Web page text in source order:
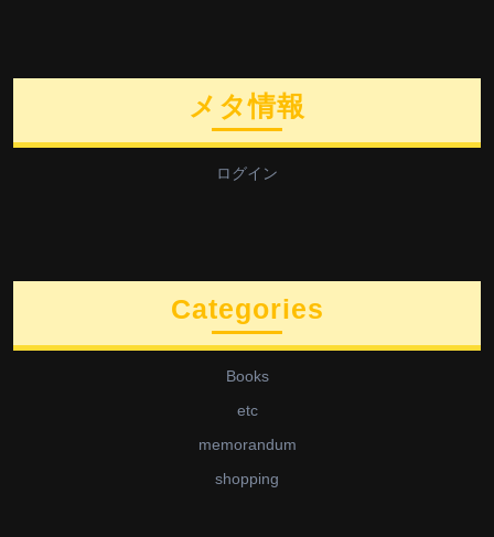
メタ情報
ログイン
Categories
Books
etc
memorandum
shopping